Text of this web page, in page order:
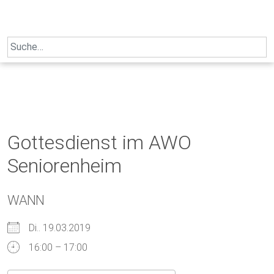
Search
for:
Gottesdienst im AWO
Seniorenheim
WANN
Di.. 19.03.2019
16:00 – 17:00